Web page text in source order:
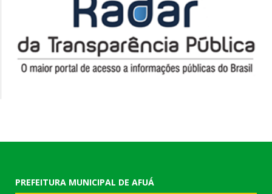
PREFEITURA MUNICIPAL DE AFUÁ